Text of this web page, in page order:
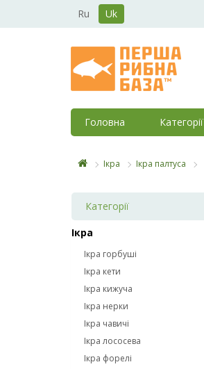
Ru Uk
Головна Категорії
Ікра Ікра палтуса
Категорії
Ікра
Ікра горбуші
Ікра кети
Ікра кижуча
Ікра нерки
Ікра чавичі
Ікра лососева
Ікра форелі